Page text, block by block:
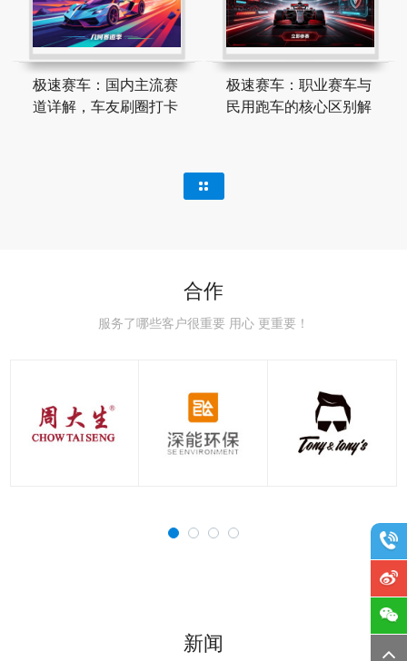
极速赛车：国内主流赛
道详解，车友刷圈打卡
极速赛车：职业赛车与
民用跑车的核心区别解
合作
服务了哪些客户很重要 用心 更重要！
新闻